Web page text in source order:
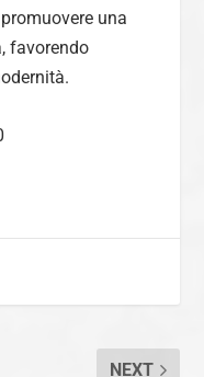
una
favorendo
NEXT